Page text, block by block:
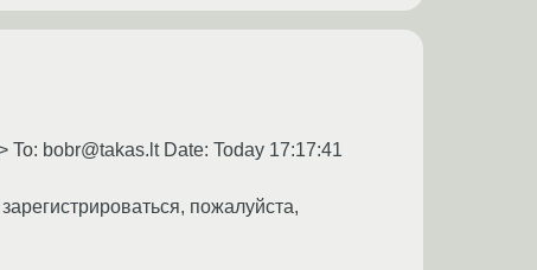
bobr@takas.lt Date: Today 17:17:41
пожалуйста,